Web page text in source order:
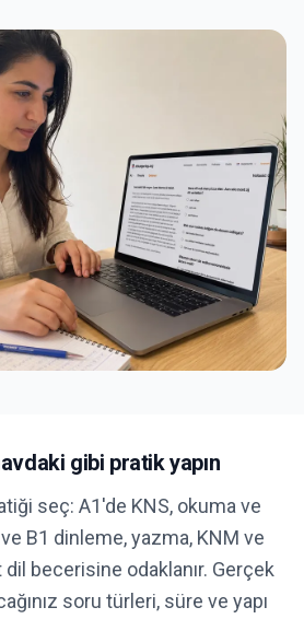
gibi pratik yapın
seç: A1'de KNS, okuma ve
B1 dinleme, yazma, KNM ve
becerisine odaklanır. Gerçek
soru türleri, süre ve yapı